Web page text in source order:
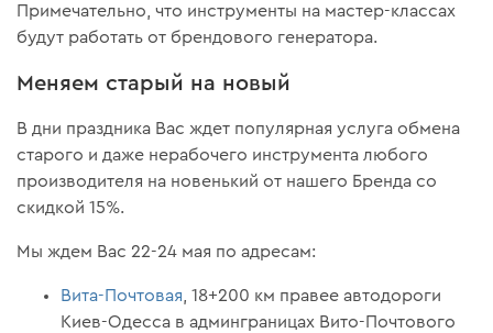
Примечательно, что инструменты на мастер-классах
будут работать от брендового генератора.
Меняем старый на новый
В дни праздника Вас ждет популярная услуга обмена
старого и даже нерабочего инструмента любого
производителя на новенький от нашего Бренда со
скидкой 15%.
Мы ждем Вас 22-24 мая по адресам:
Вита-Почтовая, 18+200 км правее автодороги
Киев-Одесса в админграницах Вито-Почтового